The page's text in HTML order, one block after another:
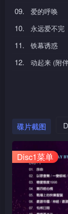
09. 爱的呼唤
10. 永远爱不完
11. 铁幕诱惑
12. 动起来 (附
碟片截图
Disc1菜单